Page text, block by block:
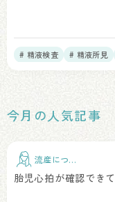
# 精液検査 # 精液所見
今月の人気記事
流産につい
胎児心拍が確認でき